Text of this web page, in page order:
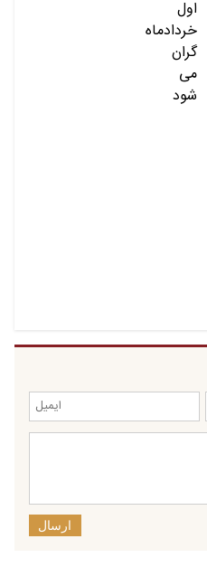
ارسال